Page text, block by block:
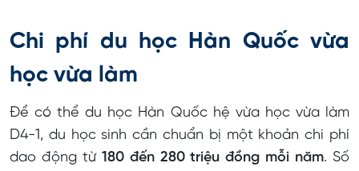
Chi phí du học Hàn Quốc vừa
học vừa làm
Để có thể du học Hàn Quốc hệ vừa học vừa làm
D4-1, du học sinh cần chuẩn bị một khoản chi phí
dao động từ 180 đến 280 triệu đồng mỗi năm. Số